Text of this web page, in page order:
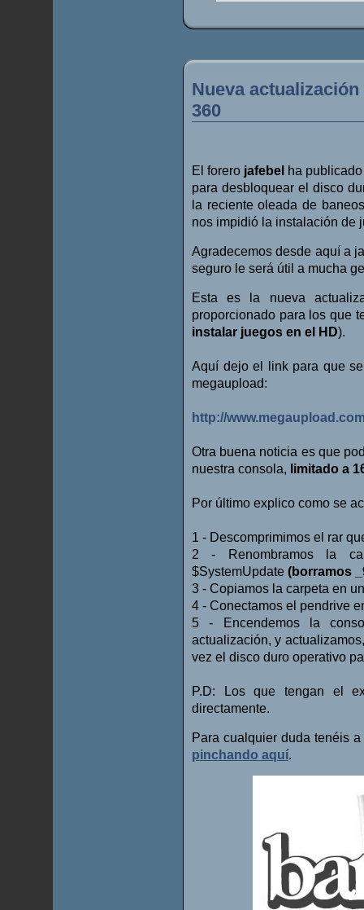
Nueva
360
El forero jafebel ha
para desbloquear el disco
la reciente oleada de
nos impidió la instalación de
Agradecemos desde aquí a
seguro le será útil a mucha
Esta es la nueva
proporcionado para los que
instalar juegos en el HD).
Aquí dejo el link para que
megaupload:
http://
Otra buena noticia es que
nuestra consola, limitado a
Por último explico como se
1 - Descomprimimos el rar
2 - Renombramos la
$SystemUpdate (borramos
3 - Copiamos la carpeta en
4 - Conectamos el pendrive
5 - Encendemos la
actualización, y
vez el disco duro operativo
P.D: Los que tengan el
directamente.
Para cualquier duda tenéis
pinchando aquí.